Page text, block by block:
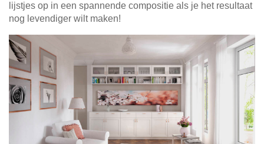
lijstjes op in een spannende compositie als je het resultaat
nog levendiger wilt maken!